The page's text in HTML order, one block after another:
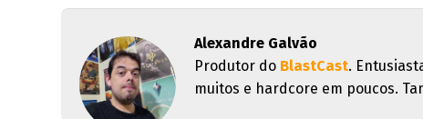
Alexandre Galvão
Produtor do BlastCast.
muitos e hardcore em poucos.